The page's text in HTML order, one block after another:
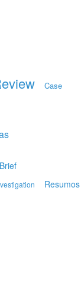
Case
Brief
Resumos